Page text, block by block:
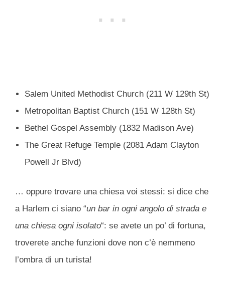
Salem United Methodist Church (211 W 129th St)
Metropolitan Baptist Church (151 W 128th St)
Bethel Gospel Assembly (1832 Madison Ave)
The Great Refuge Temple (2081 Adam Clayton
Powell Jr Blvd)
… oppure trovare una chiesa voi stessi: si dice che
a Harlem ci siano “un bar in ogni angolo di strada e
una chiesa ogni isolato“: se avete un po’ di fortuna,
troverete anche funzioni dove non c’è nemmeno
l’ombra di un turista!